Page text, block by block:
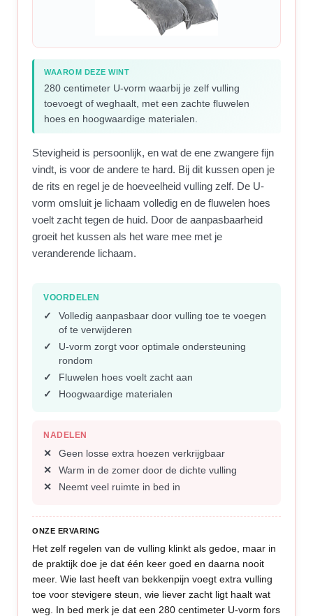
WAAROM DEZE WINT
280 centimeter U-vorm waarbij je zelf vulling
toevoegt of weghaalt, met een zachte fluwelen
hoes en hoogwaardige materialen.
Stevigheid is persoonlijk, en wat de ene zwangere fijn
vindt, is voor de andere te hard. Bij dit kussen open je
de rits en regel je de hoeveelheid vulling zelf. De U-
vorm omsluit je lichaam volledig en de fluwelen hoes
voelt zacht tegen de huid. Door de aanpasbaarheid
groeit het kussen als het ware mee met je
veranderende lichaam.
VOORDELEN
Volledig aanpasbaar door vulling toe te voegen
of te verwijderen
U-vorm zorgt voor optimale ondersteuning
rondom
Fluwelen hoes voelt zacht aan
Hoogwaardige materialen
NADELEN
Geen losse extra hoezen verkrijgbaar
Warm in de zomer door de dichte vulling
Neemt veel ruimte in bed in
ONZE ERVARING
Het zelf regelen van de vulling klinkt als gedoe, maar in
de praktijk doe je dat één keer goed en daarna nooit
meer. Wie last heeft van bekkenpijn voegt extra vulling
toe voor stevigere steun, wie liever zacht ligt haalt wat
weg. In bed merk je dat een 280 centimeter U-vorm fors